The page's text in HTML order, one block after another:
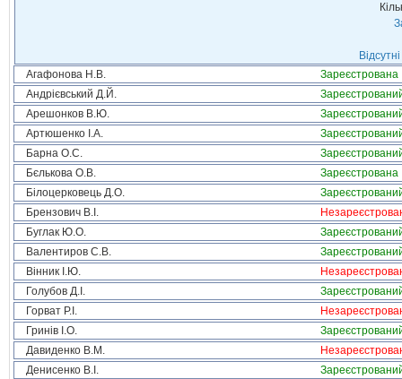
Агафонова Н.В.
Зареєстрована
Андрієвський Д.Й.
Арешонков В.Ю.
Артюшенко І.А.
Барна О.С.
Бєлькова О.В.
Зареєстрована
Білоцерковець Д.О.
Брензович В.І.
Буглак Ю.О.
Валентиров С.В.
Вінник І.Ю.
Голубов Д.І.
Горват Р.І.
Гринів І.О.
Давиденко В.М.
Денисенко В.І.